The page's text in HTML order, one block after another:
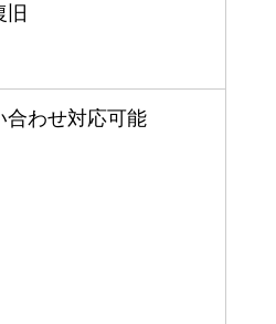
旧
合わせ対応可能